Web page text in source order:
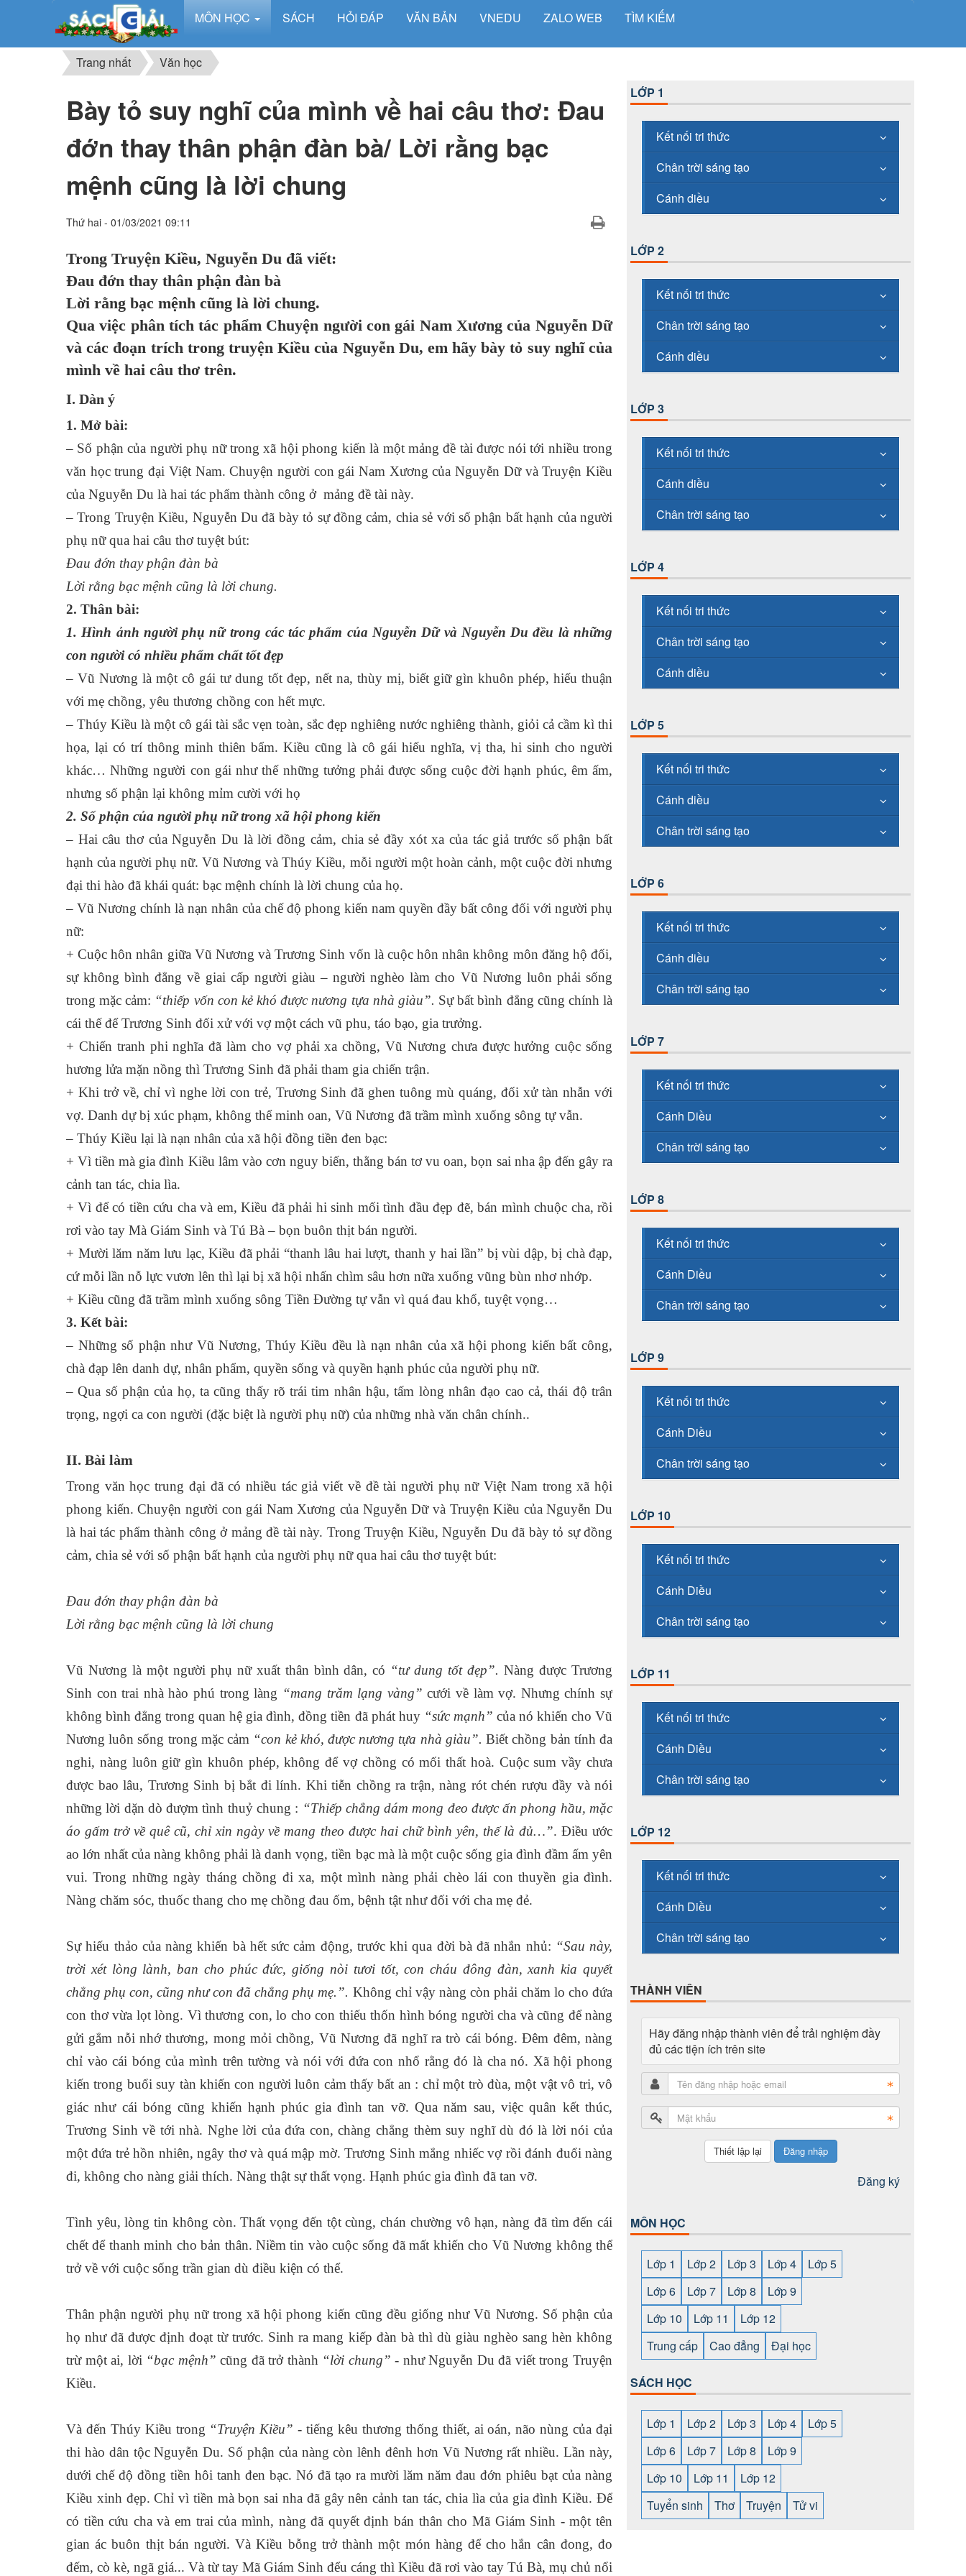
MÔN HỌC SÁCH HỎI ĐÁP VĂN BẢN VNEDU ZALO WEB TÌM KIẾM
Trang nhất Văn học
Bày tỏ suy nghĩ của mình về hai câu thơ: Đau
đớn thay thân phận đàn bà/ Lời rằng bạc
mệnh cũng là lời chung
Thứ hai - 01/03/2021 09:11
Trong Truyện Kiều, Nguyễn Du đã viết:
Đau đớn thay thân phận đàn bà
Lời rằng bạc mệnh cũng là lời chung.
Qua việc phân tích tác phẩm Chuyện người con gái Nam Xương của Nguyễn Dữ
và các đoạn trích trong truyện Kiều của Nguyễn Du, em hãy bày tỏ suy nghĩ của
mình về hai câu thơ trên.
I. Dàn ý
1. Mở bài:
– Số phận của người phụ nữ trong xã hội phong kiến là một mảng đề tài được nói tới nhiều trong
văn học trung đại Việt Nam. Chuyện người con gái Nam Xương của Nguyễn Dữ và Truyện Kiều
của Nguyễn Du là hai tác phẩm thành công ở mảng đề tài này.
– Trong Truyện Kiều, Nguyễn Du đã bày tỏ sự đồng cảm, chia sẻ với số phận bất hạnh của người
phụ nữ qua hai câu thơ tuyệt bút:
Đau đớn thay phận đàn bà
Lời rằng bạc mệnh cũng là lời chung.
2. Thân bài:
1. Hình ảnh người phụ nữ trong các tác phẩm của Nguyễn Dữ và Nguyễn Du đều là những
con người có nhiều phẩm chất tốt đẹp
– Vũ Nương là một cô gái tư dung tốt đẹp, nết na, thùy mị, biết giữ gìn khuôn phép, hiếu thuận
với mẹ chồng, yêu thương chồng con hết mực.
– Thúy Kiều là một cô gái tài sắc vẹn toàn, sắc đẹp nghiêng nước nghiêng thành, giỏi cả cầm kì thi
họa, lại có trí thông minh thiên bẩm. Kiều cũng là cô gái hiếu nghĩa, vị tha, hi sinh cho người
khác… Những người con gái như thế những tưởng phải được sống cuộc đời hạnh phúc, êm ấm,
nhưng số phận lại không mỉm cười với họ
2. Số phận của người phụ nữ trong xã hội phong kiến
– Hai câu thơ của Nguyễn Du là lời đồng cảm, chia sẻ đầy xót xa của tác giả trước số phận bất
hạnh của người phụ nữ. Vũ Nương và Thúy Kiều, mỗi người một hoàn cảnh, một cuộc đời nhưng
đại thi hào đã khái quát: bạc mệnh chính là lời chung của họ.
– Vũ Nương chính là nạn nhân của chế độ phong kiến nam quyền đầy bất công đối với người phụ
nữ:
+ Cuộc hôn nhân giữa Vũ Nương và Trương Sinh vốn là cuộc hôn nhân không môn đăng hộ đối,
sự không bình đẳng về giai cấp người giàu – người nghèo làm cho Vũ Nương luôn phải sống
trong mặc cảm: “thiếp vốn con kẻ khó được nương tựa nhà giàu”. Sự bất bình đẳng cũng chính là
cái thế để Trương Sinh đối xử với vợ một cách vũ phu, táo bạo, gia trưởng.
+ Chiến tranh phi nghĩa đã làm cho vợ phải xa chồng, Vũ Nương chưa được hưởng cuộc sống
hương lửa mặn nồng thì Trương Sinh đã phải tham gia chiến trận.
+ Khi trở về, chỉ vì nghe lời con trẻ, Trương Sinh đã ghen tuông mù quáng, đối xử tàn nhẫn với
vợ. Danh dự bị xúc phạm, không thể minh oan, Vũ Nương đã trầm mình xuống sông tự vẫn.
– Thúy Kiều lại là nạn nhân của xã hội đồng tiền đen bạc:
+ Vì tiền mà gia đình Kiều lâm vào cơn nguy biến, thằng bán tơ vu oan, bọn sai nha ập đến gây ra
cảnh tan tác, chia lìa.
+ Vì để có tiền cứu cha và em, Kiều đã phải hi sinh mối tình đầu đẹp đẽ, bán mình chuộc cha, rồi
rơi vào tay Mà Giám Sinh và Tú Bà – bọn buôn thịt bán người.
+ Mười lăm năm lưu lạc, Kiều đã phải “thanh lâu hai lượt, thanh y hai lần” bị vùi dập, bị chà đạp,
cứ mỗi lần nỗ lực vươn lên thì lại bị xã hội nhấn chìm sâu hơn nữa xuống vũng bùn nhơ nhớp.
+ Kiều cũng đã trầm mình xuống sông Tiền Đường tự vẫn vì quá đau khổ, tuyệt vọng…
3. Kết bài:
– Những số phận như Vũ Nương, Thúy Kiều đều là nạn nhân của xã hội phong kiến bất công,
chà đạp lên danh dự, nhân phẩm, quyền sống và quyền hạnh phúc của người phụ nữ.
– Qua số phận của họ, ta cũng thấy rõ trái tim nhân hậu, tấm lòng nhân đạo cao cả, thái độ trân
trọng, ngợi ca con người (đặc biệt là người phụ nữ) của những nhà văn chân chính..
II. Bài làm
Trong văn học trung đại đã có nhiều tác giả viết về đề tài người phụ nữ Việt Nam trong xã hội
phong kiến. Chuyện người con gái Nam Xương của Nguyễn Dữ và Truyện Kiều của Nguyễn Du
là hai tác phẩm thành công ở mảng đề tài này. Trong Truyện Kiều, Nguyễn Du đã bày tỏ sự đồng
cảm, chia sẻ với số phận bất hạnh của người phụ nữ qua hai câu thơ tuyệt bút:
Đau đớn thay phận đàn bà
Lời rằng bạc mệnh cũng là lời chung
Vũ Nương là một người phụ nữ xuất thân bình dân, có “tư dung tốt đẹp”. Nàng được Trương
Sinh con trai nhà hào phú trong làng “mang trăm lạng vàng” cưới về làm vợ. Nhưng chính sự
không bình đẳng trong quan hệ gia đình, đồng tiền đã phát huy “sức mạnh” của nó khiến cho Vũ
Nương luôn sống trong mặc cảm “con kẻ khó, được nương tựa nhà giàu”. Biết chồng bản tính đa
nghi, nàng luôn giữ gìn khuôn phép, không để vợ chồng có mối thất hoà. Cuộc sum vầy chưa
được bao lâu, Trương Sinh bị bắt đi lính. Khi tiễn chồng ra trận, nàng rót chén rượu đầy và nói
những lời dặn dò đượm tình thuỷ chung : “Thiếp chẳng dám mong đeo được ấn phong hầu, mặc
áo gấm trở về quê cũ, chỉ xin ngày về mang theo được hai chữ bình yên, thế là đủ…”. Điều ước
ao lớn nhất của nàng không phải là danh vọng, tiền bạc mà là một cuộc sống gia đình đầm ấm yên
vui. Trong những ngày tháng chồng đi xa, một mình nàng phải chèo lái con thuyền gia đình.
Nàng chăm sóc, thuốc thang cho mẹ chồng đau ốm, bệnh tật như đối với cha mẹ đẻ.
Sự hiếu thảo của nàng khiến bà hết sức cảm động, trước khi qua đời bà đã nhắn nhủ: “Sau này,
trời xét lòng lành, ban cho phúc đức, giống nòi tươi tốt, con cháu đông đàn, xanh kia quyết
chẳng phụ con, cũng như con đã chẳng phụ mẹ.”. Không chỉ vậy nàng còn phải chăm lo cho đứa
con thơ vừa lọt lòng. Vì thương con, lo cho con thiếu thốn hình bóng người cha và cũng để nàng
gửi gắm nỗi nhớ thương, mong mỏi chồng, Vũ Nương đã nghĩ ra trò cái bóng. Đêm đêm, nàng
chỉ vào cái bóng của mình trên tường và nói với đứa con nhổ rằng đó là cha nó. Xã hội phong
kiến trong buổi suy tàn khiến con người luôn cảm thấy bất an : chỉ một trò đùa, một vật vô tri, vô
giác như cái bóng cũng khiến hạnh phúc gia đình tan vỡ. Qua năm sau, việc quân kết thúc,
Trương Sinh về tới nhà. Nghe lời của đứa con, chàng chẳng thèm suy nghĩ dù đó là lời nói của
một đứa trẻ hồn nhiên, ngây thơ và quá mập mờ. Trương Sinh mắng nhiếc vợ rồi đánh đuổi nàng
đi, không cho nàng giải thích. Nàng thật sự thất vọng. Hạnh phúc gia đình đã tan vỡ.
Tình yêu, lòng tin không còn. Thất vọng đến tột cùng, chán chường vô hạn, nàng đã tìm đến cái
chết để thanh minh cho bản thân. Niềm tin vào cuộc sống đã mất khiến cho Vũ Nương không thể
trở về với cuộc sống trần gian dù điều kiện có thể.
Thân phận người phụ nữ trong xã hội phong kiến cũng đều giống như Vũ Nương. Số phận của
họ như đã được định đoạt từ trước. Sinh ra mang kiếp đàn bà thì dù giàu nghèo sang hèn không
trừ một ai, lời “bạc mệnh” cũng đã trở thành “lời chung” - như Nguyễn Du đã viết trong Truyện
Kiều.
Và đến Thúy Kiều trong “Truyện Kiều” - tiếng kêu thương thống thiết, ai oán, não nùng của đại
thi hào dân tộc Nguyễn Du. Số phận của nàng còn lênh đênh hơn Vũ Nương rất nhiều. Lần này,
dưới chế độ đồng tiền hôi tanh đen bạc. Nó đã tạo ra mười lăm năm đau đớn phiêu bạt của nàng
Kiều xinh đẹp. Chỉ vì tiền mà bọn sai nha đã gây nên cảnh tan tác, chia lìa của gia đình Kiều. Để
có tiền cứu cha và em trai của mình, nàng đã quyết định bán thân cho Mã Giám Sinh - một tên
gian ác buôn thịt bán người. Và Kiều bỗng trở thành một món hàng để cho hắn cân đong, đo
đếm, cò kè, ngã giá... Và từ tay Mã Giám Sinh đểu cáng thì Kiều đã rơi vào tay Tú Bà, mụ chủ nổi
LỚP 1
Kết nối tri thức
Chân trời sáng tạo
Cánh diều
LỚP 2
Kết nối tri thức
Chân trời sáng tạo
Cánh diều
LỚP 3
Kết nối tri thức
Cánh diều
Chân trời sáng tạo
LỚP 4
Kết nối tri thức
Chân trời sáng tạo
Cánh diều
LỚP 5
Kết nối tri thức
Cánh diều
Chân trời sáng tạo
LỚP 6
Kết nối tri thức
Cánh diều
Chân trời sáng tạo
LỚP 7
Kết nối tri thức
Cánh Diều
Chân trời sáng tạo
LỚP 8
Kết nối tri thức
Cánh Diều
Chân trời sáng tạo
LỚP 9
Kết nối tri thức
Cánh Diều
Chân trời sáng tạo
LỚP 10
Kết nối tri thức
Cánh Diều
Chân trời sáng tạo
LỚP 11
Kết nối tri thức
Cánh Diều
Chân trời sáng tạo
LỚP 12
Kết nối tri thức
Cánh Diều
Chân trời sáng tạo
THÀNH VIÊN
Hãy đăng nhập thành viên để trải nghiệm đầy
đủ các tiện ích trên site
Đăng nhập
Đăng ký
MÔN HỌC
Lớp 1 Lớp 2 Lớp 3 Lớp 4
Lớp 5
Lớp 6
Lớp 7 Lớp 8
Lớp 9
Lớp 10
Lớp 11
Lớp 12
Trung cấp
Cao đẳng Đại học
SÁCH HỌC
Lớp 1 Lớp 2 Lớp 3 Lớp 4
Lớp 5
Lớp 6
Lớp 7 Lớp 8
Lớp 9
Lớp 10
Lớp 11
Lớp 12
Tuyển sinh
Thơ Truyện Tử vi